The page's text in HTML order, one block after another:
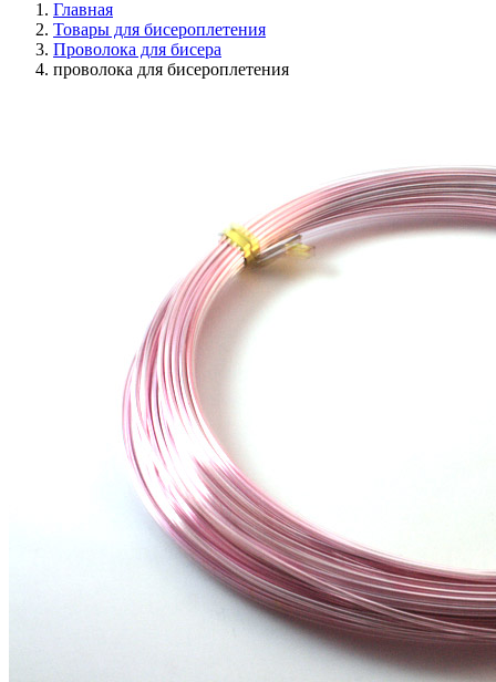
Главная
Товары для бисероплетения
Проволока для бисера
проволока для бисероплетения